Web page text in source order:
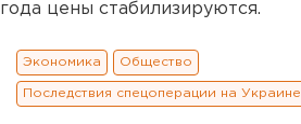
года цены стабилизируются.
Экономика Общество
Последствия спецоперации на Украине